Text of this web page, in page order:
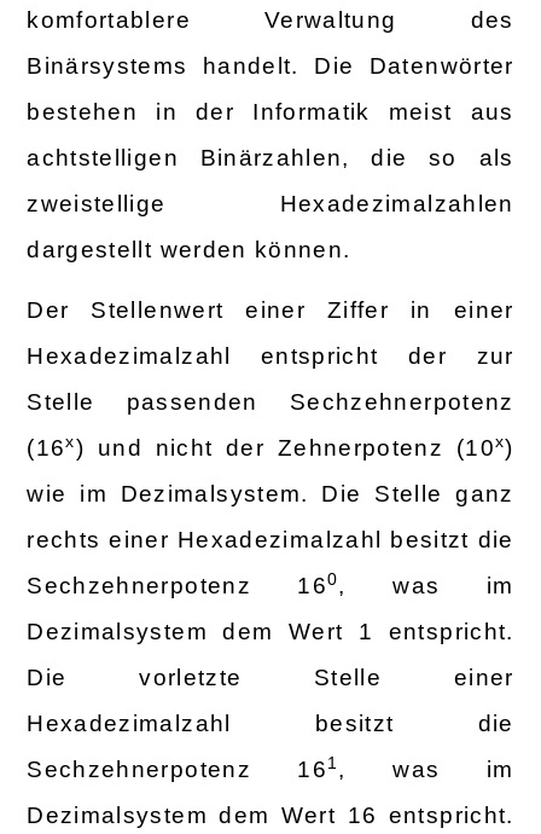
komfortablere Verwaltung des
Binärsystems handelt. Die Datenwörter
bestehen in der Informatik meist aus
achtstelligen Binärzahlen, die so als
zweistellige Hexadezimalzahlen
dargestellt werden können.
Der Stellenwert einer Ziffer in einer
Hexadezimalzahl entspricht der zur
Stelle passenden Sechzehnerpotenz
(16x) und nicht der Zehnerpotenz (10x)
wie im Dezimalsystem. Die Stelle ganz
rechts einer Hexadezimalzahl besitzt die
Sechzehnerpotenz 160, was im
Dezimalsystem dem Wert 1 entspricht.
Die vorletzte Stelle einer
Hexadezimalzahl besitzt die
Sechzehnerpotenz 161 , was im
Dezimalsystem dem Wert 16 entspricht.